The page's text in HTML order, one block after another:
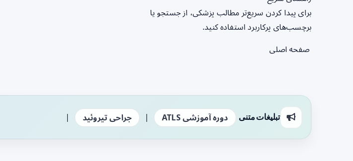
برای پیدا کردن سریع‌تر مطالب پزشکی، از جستجو یا
برچسب‌های پرکاربرد استفاده کنید.
صفحه اصلی
تبلیغات متنی دوره آموزشی ATLS | جراحی تیروئید |